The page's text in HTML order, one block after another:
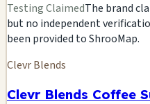
Testing ClaimedThe brand
but no independent
been provided to ShrooMap.
Clevr Blends
Clevr Blends Coffee